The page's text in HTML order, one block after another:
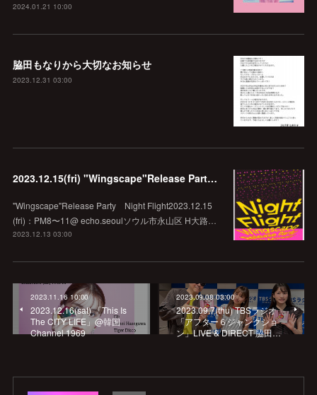
2024.01.21 10:00
脇田もなりから大切なお知らせ
2023.12.31 03:00
2023.12.15(fri) "Wingscape"Release Party Night Flight @echo.seoul
"Wingscape"Release Party Night Flight2023.12.15
(fri)：PM8〜11@ echo.seoulソウル市永山区 H大路…
2023.12.13 03:00
2023.11.16 10:00
2023.12.16(sat) 「This Is
The CITY LIFE」@韓国
Channel 1969
2023.09.08 03:00
2023.09.7(thu) TBSラジオ
「アフター６ジャンクショ
ン」LIVE & DIRECT 脇田…